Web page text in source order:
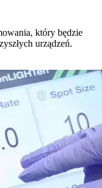
który będzie
urządzeń.